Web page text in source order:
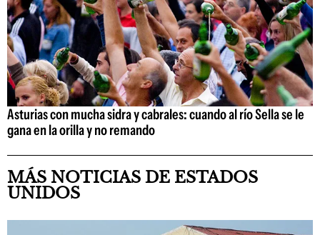
Asturias con mucha sidra y cabrales: cuando al río Sella se le
gana en la orilla y no remando
MÁS NOTICIAS DE ESTADOS
UNIDOS